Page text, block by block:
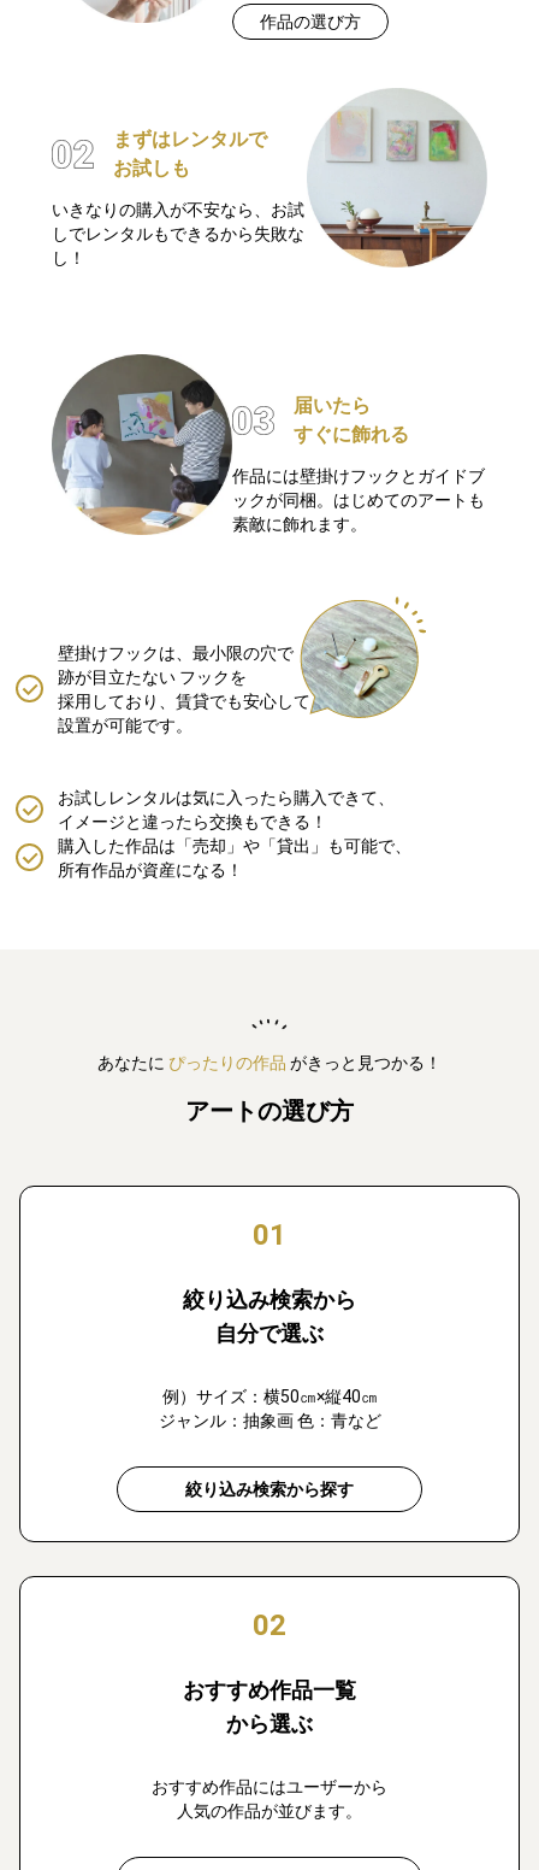
作品の選び方
まずはレンタルで
お試しも
いきなりの購入が不安なら、お試
しでレンタルもできるから失敗な
し！
届いたら
すぐに飾れる
作品には壁掛けフックとガイドブ
ックが同梱。はじめてのアートも
素敵に飾れます。
壁掛けフックは、最小限の穴で
跡が目立たない フックを
採用しており、賃貸でも安心して
設置が可能です。
購入した作品は「売却」や「貸出」も可能で、
所有作品が資産になる！
お試しレンタルは気に入ったら購入できて、
イメージと違ったら交換もできる！
あなたに ぴったりの作品 がきっと見つかる！
アートの選び方
01
絞り込み検索から
自分で選ぶ
例）サイズ：横50㎝×縦40㎝
ジャンル：抽象画 色：青など
絞り込み検索から探す
02
おすすめ作品一覧
から選ぶ
おすすめ作品にはユーザーから
人気の作品が並びます。